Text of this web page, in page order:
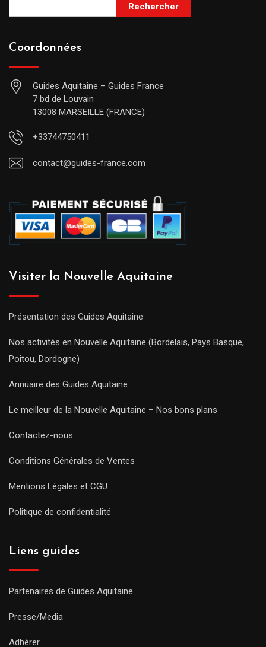
Rechercher
Coordonnées
Guides Aquitaine – Guides France
7 bd de Louvain
13008 MARSEILLE (FRANCE)
+33744750411
contact@guides-france.com
Visiter la Nouvelle Aquitaine
Présentation des Guides Aquitaine
Nos activités en Nouvelle Aquitaine (Bordelais, Pays Basque,
Poitou, Dordogne)
Annuaire des Guides Aquitaine
Le meilleur de la Nouvelle Aquitaine – Nos bons plans
Contactez-nous
Conditions Générales de Ventes
Mentions Légales et CGU
Politique de confidentialité
Liens guides
Partenaires de Guides Aquitaine
Presse/Media
Adhérer